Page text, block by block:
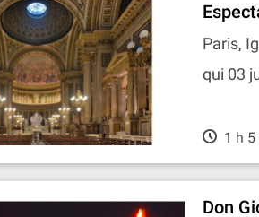
Paris,
qui 03
1 h
Don